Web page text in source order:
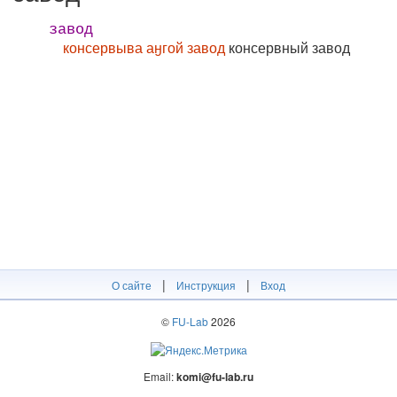
завод
консервыва аӈгой завод консервный завод
О сайте | Инструкция | Вход
© FU-Lab2026
Email:komi@fu-lab.ru